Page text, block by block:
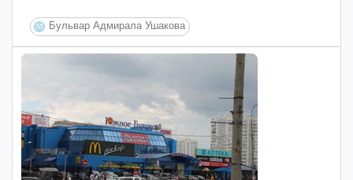
Бульвар Адмирала Ушакова